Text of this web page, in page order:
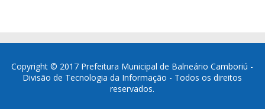
Copyright © 2017 Prefeitura Municipal de Balneário Camboriú -
Divisão de Tecnologia da Informação - Todos os direitos
reservados.